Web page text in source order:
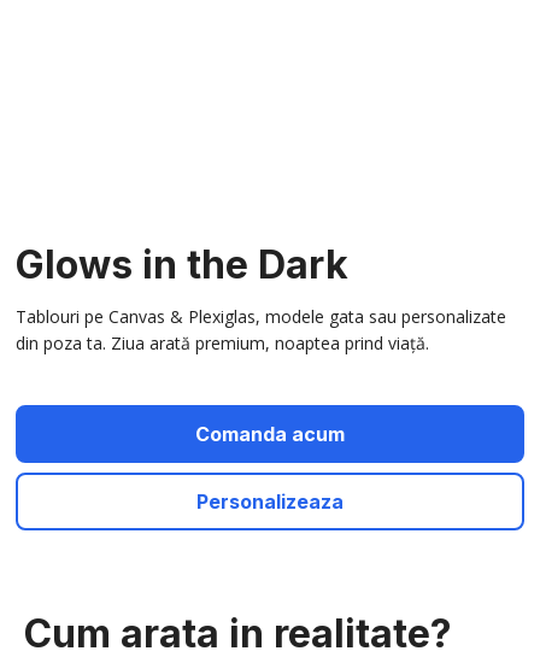
Glows in the Dark
Tablouri pe Canvas & Plexiglas, modele gata sau personalizate
din poza ta. Ziua arată premium, noaptea prind viață.
Comanda acum
Personalizeaza
Cum arata in realitate?